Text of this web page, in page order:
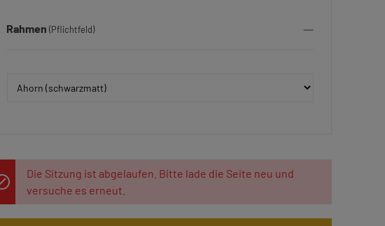
Rahmen (Pflichtfeld)
Die Sitzung ist abgelaufen. Bitte lade die Seite neu und
versuche es erneut.